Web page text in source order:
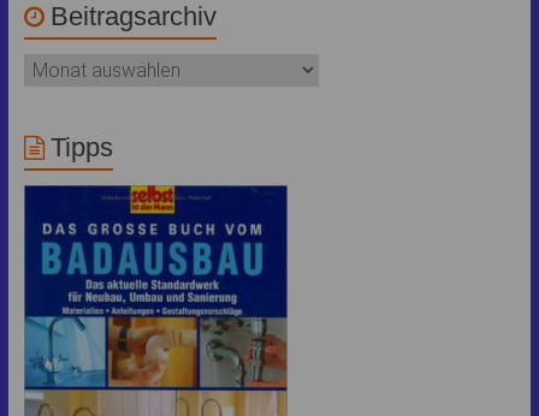
Beitragsarchiv
Tipps